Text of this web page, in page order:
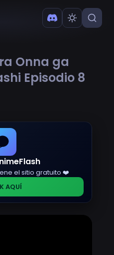
Onna ga
Episodio 8
el sitio gratuito ❤️
AQUÍ